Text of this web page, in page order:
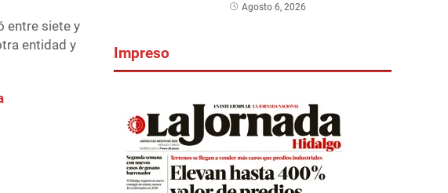
entre siete y
entidad y
Agosto 6, 2026
Impreso